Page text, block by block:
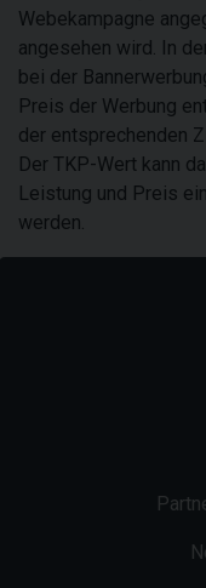
Webekampagne
angesehen wird. In
bei der
Preis der Werbung
der entsprechenden
Der TKP-Wert kann
Leistung und Preis
werden.